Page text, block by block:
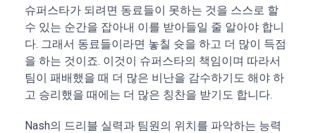
슈퍼스타가 되려면 동료들이 못하는 것을 스스로 할
수 있는 순간을 잡아내 이를 받아들일 줄 알아야 합니
다. 그래서 동료들이라면 놓칠 슛을 하고 더 많이 득점
을 하는 것이죠. 이것이 슈퍼스타의 책임이며 따라서
팀이 패배했을 때 더 많은 비난을 감수하기도 해야 하
고 승리했을 때에는 더 많은 칭찬을 받기도 합니다.
Nash의 드리블 실력과 팀원의 위치를 파악하는 능력